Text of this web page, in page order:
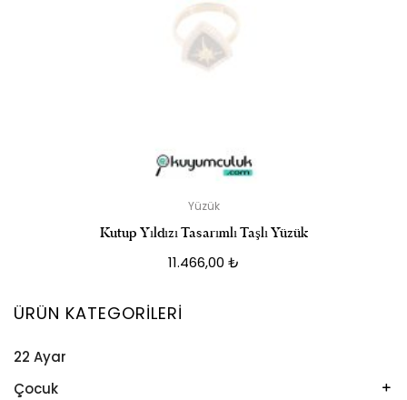
Yüzük
Kutup Yıldızı Tasarımlı Taşlı Yüzük
11.466,00 ₺
ÜRÜN KATEGORILERI
22 Ayar
Çocuk